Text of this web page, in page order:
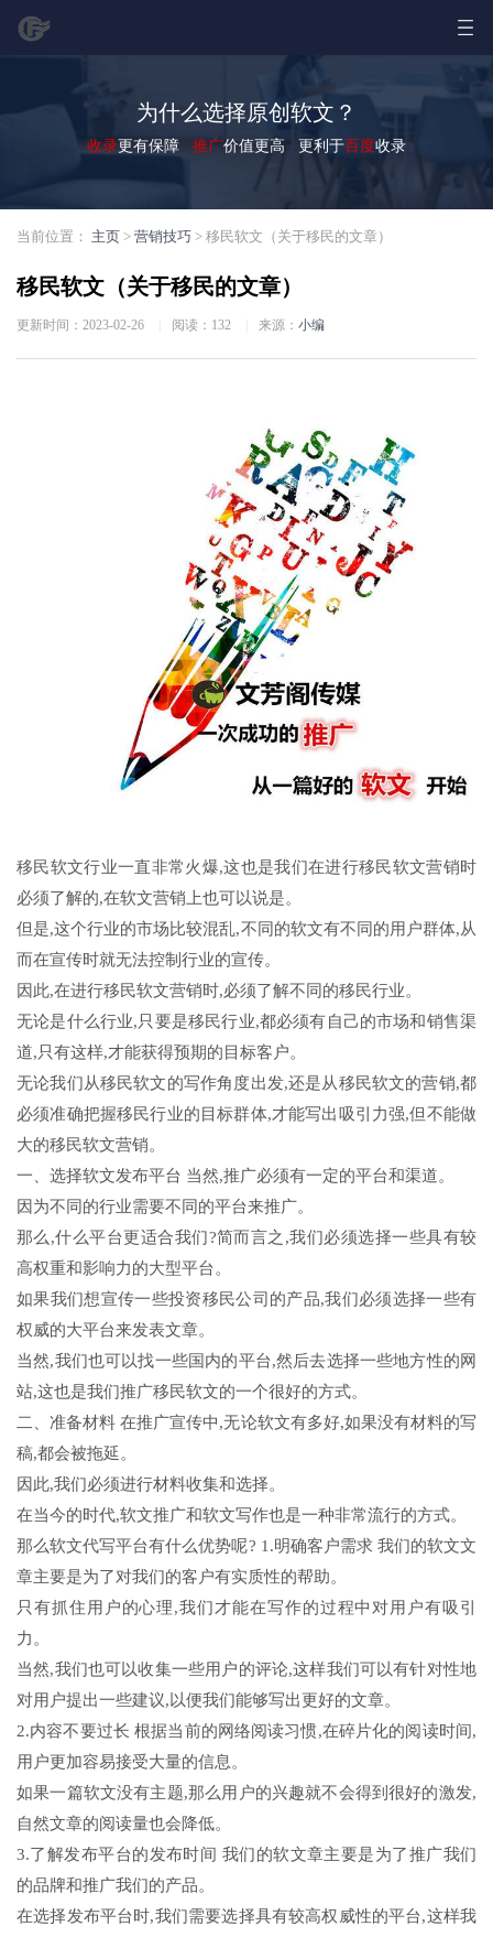
为什么选择原创软文？
收录更有保障 推广价值更高 更利于百度收录
当前位置： 主页 > 营销技巧 > 移民软文（关于移民的文章）
移民软文（关于移民的文章）
更新时间：2023-02-26 阅读： 132 来源： 小编
移民软文行业一直非常火爆,这也是我们在进行移民软文营销时
必须了解的,在软文营销上也可以说是。
但是,这个行业的市场比较混乱,不同的软文有不同的用户群体,从
而在宣传时就无法控制行业的宣传。
因此,在进行移民软文营销时,必须了解不同的移民行业。
无论是什么行业,只要是移民行业,都必须有自己的市场和销售渠
道,只有这样,才能获得预期的目标客户。
无论我们从移民软文的写作角度出发,还是从移民软文的营销,都
必须准确把握移民行业的目标群体,才能写出吸引力强,但不能做
大的移民软文营销。
一、选择软文发布平台 当然,推广必须有一定的平台和渠道。
因为不同的行业需要不同的平台来推广。
那么,什么平台更适合我们?简而言之,我们必须选择一些具有较
高权重和影响力的大型平台。
如果我们想宣传一些投资移民公司的产品,我们必须选择一些有
权威的大平台来发表文章。
当然,我们也可以找一些国内的平台,然后去选择一些地方性的网
站,这也是我们推广移民软文的一个很好的方式。
二、准备材料 在推广宣传中,无论软文有多好,如果没有材料的写
稿,都会被拖延。
因此,我们必须进行材料收集和选择。
在当今的时代,软文推广和软文写作也是一种非常流行的方式。
那么软文代写平台有什么优势呢? 1.明确客户需求 我们的软文文
章主要是为了对我们的客户有实质性的帮助。
只有抓住用户的心理,我们才能在写作的过程中对用户有吸引
力。
当然,我们也可以收集一些用户的评论,这样我们可以有针对性地
对用户提出一些建议,以便我们能够写出更好的文章。
2.内容不要过长 根据当前的网络阅读习惯,在碎片化的阅读时间,
用户更加容易接受大量的信息。
如果一篇软文没有主题,那么用户的兴趣就不会得到很好的激发,
自然文章的阅读量也会降低。
3.了解发布平台的发布时间 我们的软文章主要是为了推广我们
的品牌和推广我们的产品。
在选择发布平台时,我们需要选择具有较高权威性的平台,这样我